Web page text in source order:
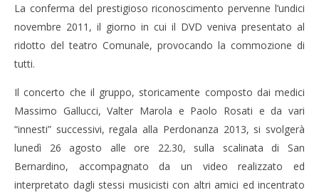
La conferma del prestigioso riconoscimento pervenne l’undici
novembre 2011, il giorno in cui il DVD veniva presentato al
ridotto del teatro Comunale, provocando la commozione di
tutti.
Il concerto che il gruppo, storicamente composto dai medici
Massimo Gallucci, Valter Marola e Paolo Rosati e da vari
“innesti” successivi, regala alla Perdonanza 2013, si svolgerà
lunedì 26 agosto alle ore 22.30, sulla scalinata di San
Bernardino, accompagnato da un video realizzato ed
interpretato dagli stessi musicisti con altri amici ed incentrato